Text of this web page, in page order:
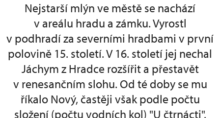
Nejstarší mlýn ve městě se nachází
v areálu hradu a zámku. Vyrostl
v podhradí za severními hradbami v první
polovině 15. století. V 16. století jej nechal
Jáchym z Hradce rozšířit a přestavět
v renesančním slohu. Od té doby se mu
říkalo Nový, častěji však podle počtu
složení (počtu vodních kol) "U čtrnácti".